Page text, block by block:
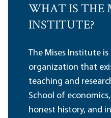
WHAT IS THE
INSTITUTE?
The Mises Institute
organization that
teaching and
School of
honest history, and